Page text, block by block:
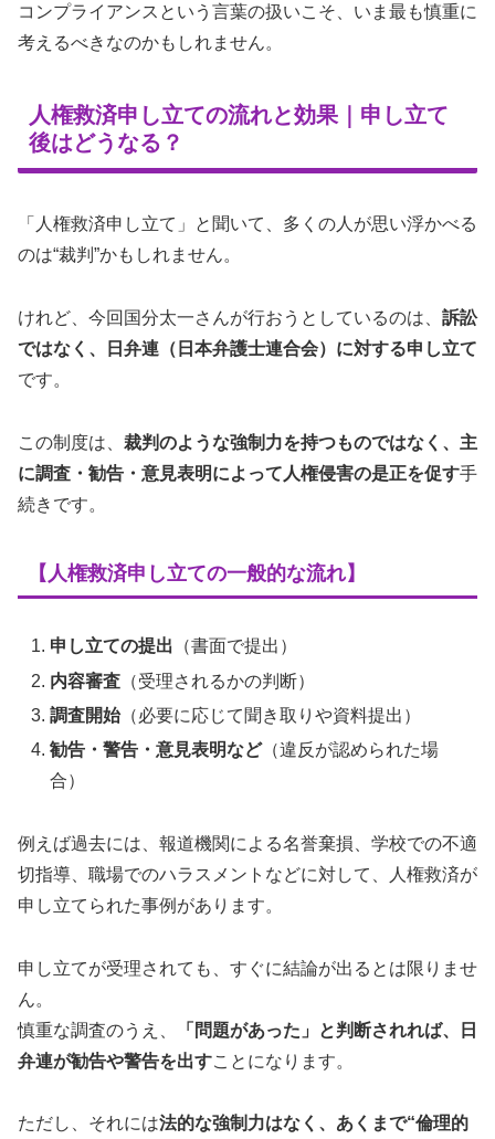
コンプライアンスという言葉の扱いこそ、いま最も慎重に
考えるべきなのかもしれません。
人権救済申し立ての流れと効果｜申し立て
後はどうなる？
「人権救済申し立て」と聞いて、多くの人が思い浮かべる
のは“裁判”かもしれません。
けれど、今回国分太一さんが行おうとしているのは、 訴訟
ではなく、日弁連（日本弁護士連合会）に対する申し立て
です。
この制度は、 裁判のような強制力を持つものではなく、主
に調査・勧告・意見表明によって人権侵害の是正を促す手
続きです。
【人権救済申し立ての一般的な流れ】
申し立ての提出 （書面で提出）
内容審査 （受理されるかの判断）
調査開始（必要に応じて聞き取りや資料提出）
勧告・警告・意見表明など（違反が認められた場
合）
例えば過去には、報道機関による名誉棄損、学校での不適
切指導、職場でのハラスメントなどに対して、人権救済が
申し立てられた事例があります。
申し立てが受理されても、すぐに結論が出るとは限りませ
ん。
慎重な調査のうえ、
「問題があった」と判断されれば、日
弁連が勧告や警告を出すことになります。
ただし、それには法的な強制力はなく、あくまで“倫理的